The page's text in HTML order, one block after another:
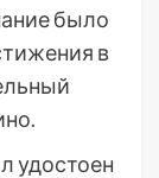
было
в
удостоен